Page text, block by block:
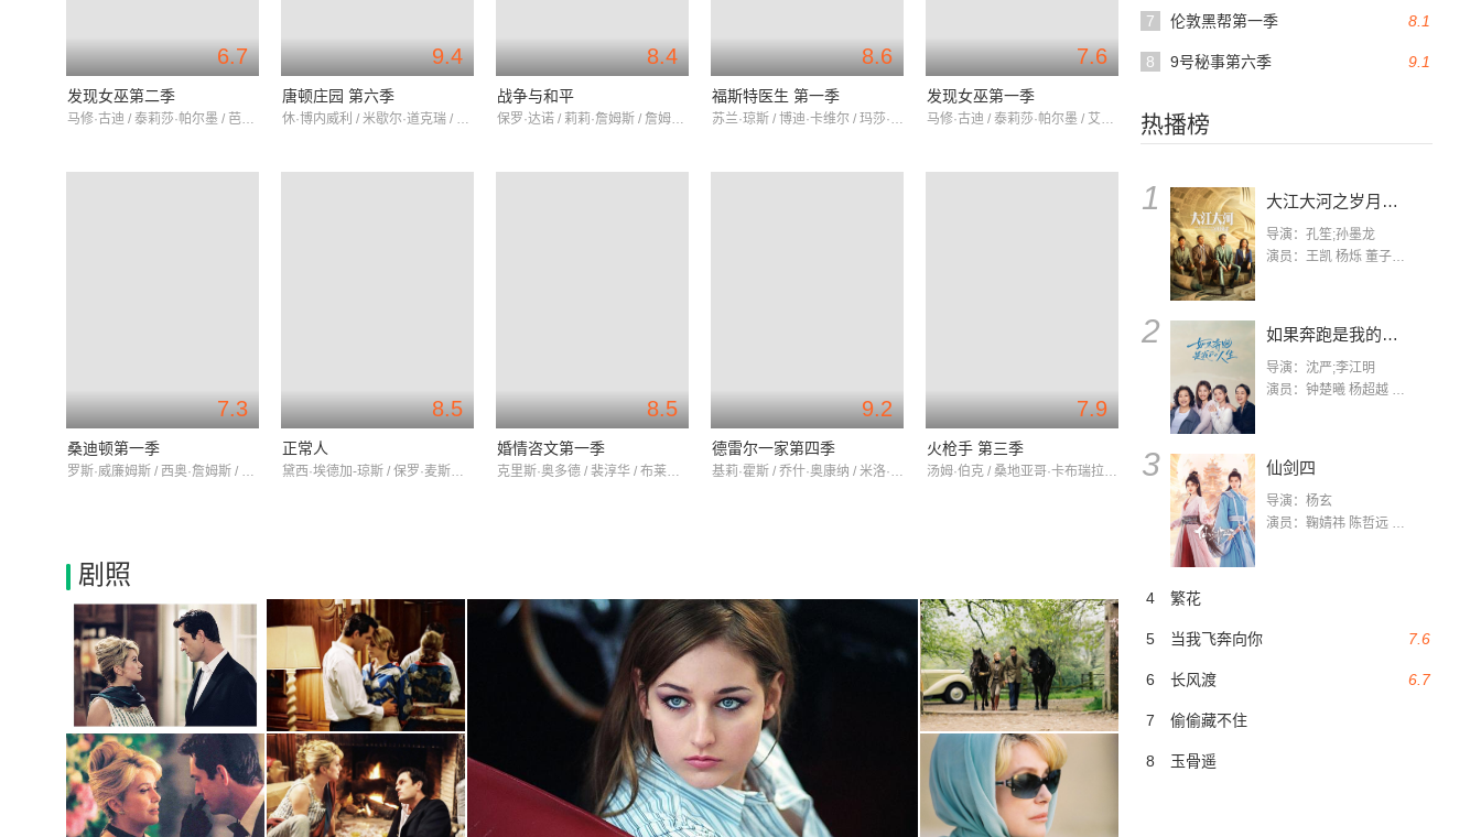
8.1
7 伦敦黑帮第一季
9.1
8 9号秘事第六季
热播榜
1 大江大河之岁月如歌
导演：孔笙;孙墨龙
演员：王凯 杨烁 董子健 杨采钰 张佳宁 练练 林栋甫 房子斌
2 如果奔跑是我的人生
导演：沈严;李江明
演员：钟楚曦 杨超越 许娣 陈小艺 侯雯元 宋洋 王宥钧 李添诺
3 仙剑四
导演：杨玄
演员：鞠婧祎 陈哲远 茅子俊 毛晓慧 王媛可 张志浩 林枫松 张帆（演员）
4 繁花
7.6
5 当我飞奔向你
6.7
6 长风渡
7 偷偷藏不住
8 玉骨遥
6.7
发现女巫第二季
马修·古迪 / 泰莉莎·帕尔墨 / 芭芭拉·马滕
9.4
唐顿庄园 第六季
休·博内威利 / 米歇尔·道克瑞 / 劳拉·卡尔迈克尔
8.4
战争与和平
保罗·达诺 / 莉莉·詹姆斯 / 詹姆斯·诺顿
8.6
福斯特医生 第一季
苏兰·琼斯 / 博迪·卡维尔 / 玛莎·休伊-道格拉斯
7.6
发现女巫第一季
马修·古迪 / 泰莉莎·帕尔墨 / 艾莎·哈特
7.3
桑迪顿第一季
罗斯·威廉姆斯 / 西奥·詹姆斯 / 安妮·雷德
8.5
正常人
黛西·埃德加-琼斯 / 保罗·麦斯卡 / 艾略特·撒奥特
8.5
婚情咨文第一季
克里斯·奥多德 / 裴淳华 / 布莱丹·格里森
9.2
德雷尔一家第四季
基莉·霍斯 / 乔什·奥康纳 / 米洛·帕克
7.9
火枪手 第三季
汤姆·伯克 / 桑地亚哥·卡布瑞拉 / 鲁伯特·艾弗雷特
剧照